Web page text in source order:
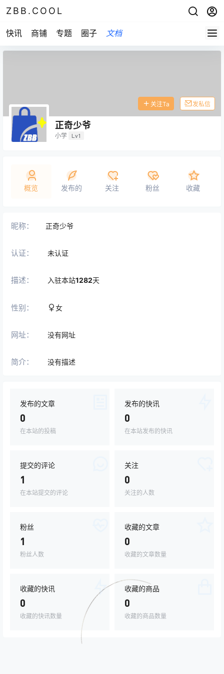
ZBB.COOL
快讯 商铺 专题 圈子 文档
正奇少爷
小学 Lv1
关注Ta 发私信
概览 发布的 关注 粉丝 收藏
昵称： 正奇少爷
认证： 未认证
描述： 入驻本站1282天
性别： 女
网址： 没有网址
简介： 没有描述
发布的文章
0
在本站的投稿
发布的快讯
0
在本站发布的快讯
提交的评论
1
在本站提交的评论
关注
0
关注的人数
粉丝
1
粉丝人数
收藏的文章
0
收藏的文章数量
收藏的快讯
0
收藏的快讯数量
收藏的商品
0
收藏的商品数量